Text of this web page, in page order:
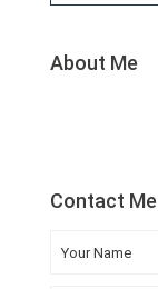
About Me
Contact Me